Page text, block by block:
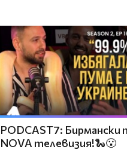
PODCAST7: Бирмански
NOVA телевизия!🐍😮